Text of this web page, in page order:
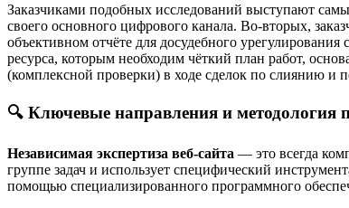
Заказчиками подобных исследований выступают
своего основного цифрового канала. Во-вторых,
объективном отчёте для досудебного
ресурса, которым необходим чёткий план работ,
(комплексной проверки) в ходе сделок по слиянию и
🔍 Ключевые направления и методология
Независимая экспертиза веб-сайта — это всегда
группе задач и использует специфический
помощью специализированного программного